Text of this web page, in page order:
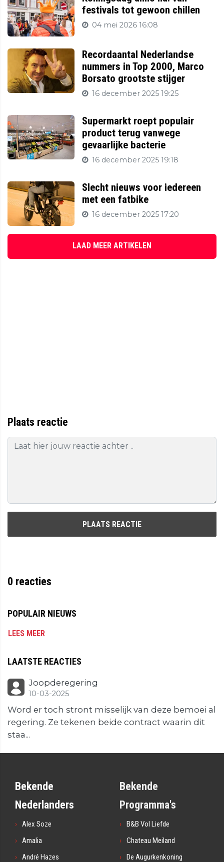
festivals tot gewoon chillen
04 mei 2026 16:08
Recordaantal Nederlandse
nummers in Top 2000, Marco
Borsato grootste stijger
16 december 2025 19:25
Supermarkt roept populair
product terug vanwege
gevaarlijke bacterie
16 december 2025 19:18
Slecht nieuws voor iedereen
met een fatbike
16 december 2025 17:20
LAAD MEER ARTIKELEN
Plaats reactie
PLAATS REACTIE
0 reacties
POPULAIR NIEUWS
LEES MEER
LAATSTE REACTIES
Joopderegering
10-03-2025
Word er toch stront misselijk van deze bemoei al
regering. Ze tekenen beide contract waarin dit
staa...
Bekende
Nederlanders
Alex Soze
Amalia
André Hazes
Bekende
Programma's
B&B Vol Liefde
Chateau Meiland
De Augurkenkoning